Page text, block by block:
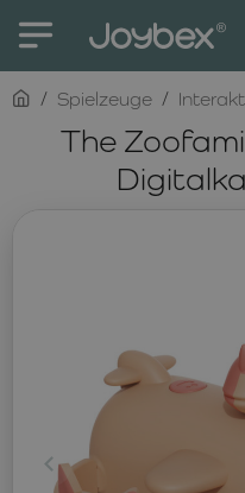
The
homeSpielzeuge